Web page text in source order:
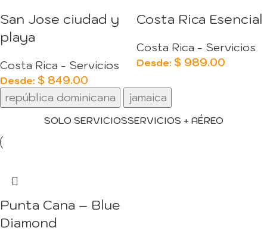
San Jose ciudad y
playa
Costa Rica - Servicios
Desde: $ 849.00
Costa Rica Esencial
Costa Rica - Servicios
Desde: $ 989.00
república dominicana jamaica
SOLO SERVICIOSSERVICIOS + AÉREO
Punta Cana – Blue
Diamond